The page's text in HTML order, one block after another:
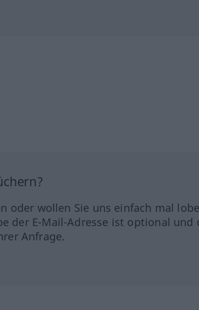
oder wollen Sie uns einfach mal
der E-Mail-Adresse ist optional und
Anfrage.